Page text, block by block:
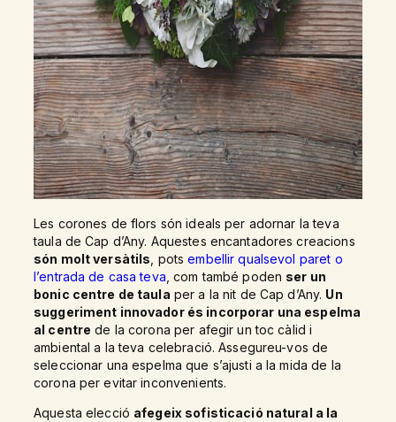
Les corones de flors són ideals per adornar la teva
taula de Cap d’Any. Aquestes encantadores creacions
són molt versàtils , potsembellir qualsevol paret o
l’entrada de casa teva , com també poden ser un
bonic centre de taula per a la nit de Cap d’Any. Un
suggeriment innovador és incorporar una espelma
al centre de la corona per afegir un toc càlid i
ambiental a la teva celebració. Assegureu-vos de
seleccionar una espelma que s’ajusti a la mida de la
corona per evitar inconvenients.
Aquesta elecció afegeix sofisticació natural a la